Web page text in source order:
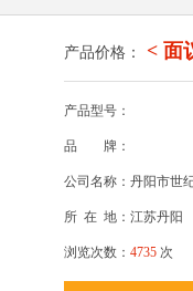
产品价格： < 面
产品型号：
品 牌：
公司名称：丹阳市世
所 在 地：江苏丹阳
浏览次数： 4735 次